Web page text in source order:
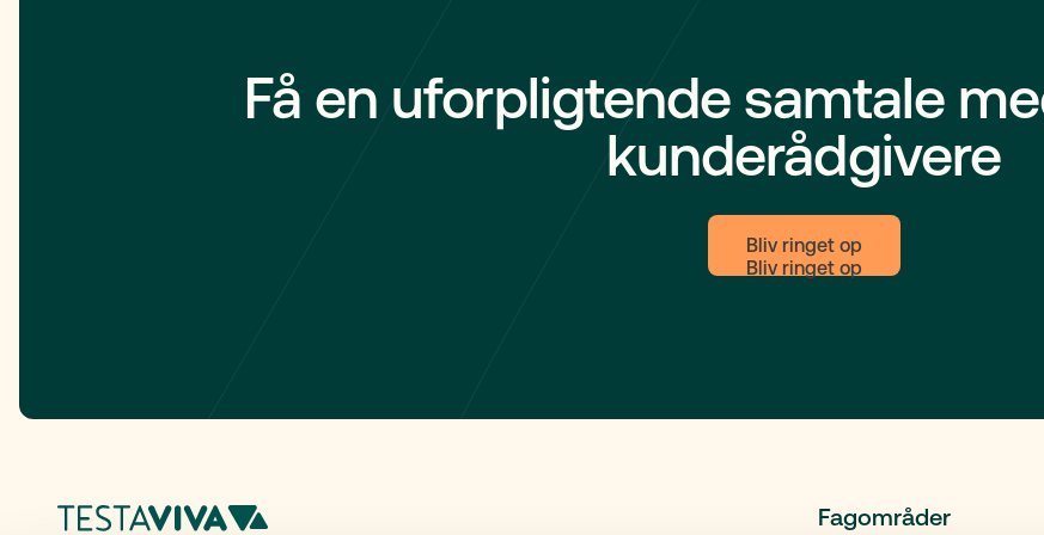
Få en uforpligtende samtale
kunderådgivere
Bliv ringet op
Fagområder